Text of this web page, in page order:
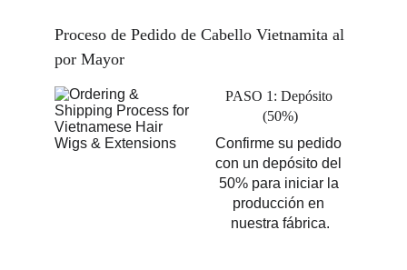
Proceso de Pedido de Cabello Vietnamita al
por Mayor
PASO 1: Depósito
(50%)
Confirme su pedido
con un depósito del
50% para iniciar la
producción en
nuestra fábrica.